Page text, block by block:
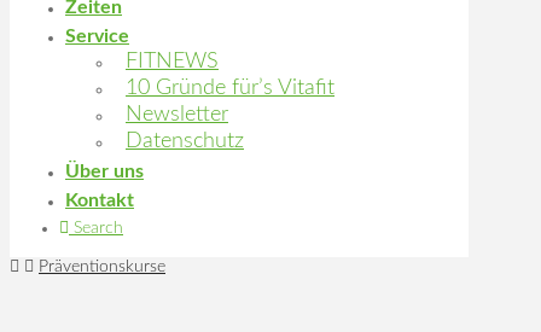
Zeiten
Service
FITNEWS
10 Gründe für’s Vitafit
Newsletter
Datenschutz
Über uns
Kontakt
Search
Home
Präventionskurse